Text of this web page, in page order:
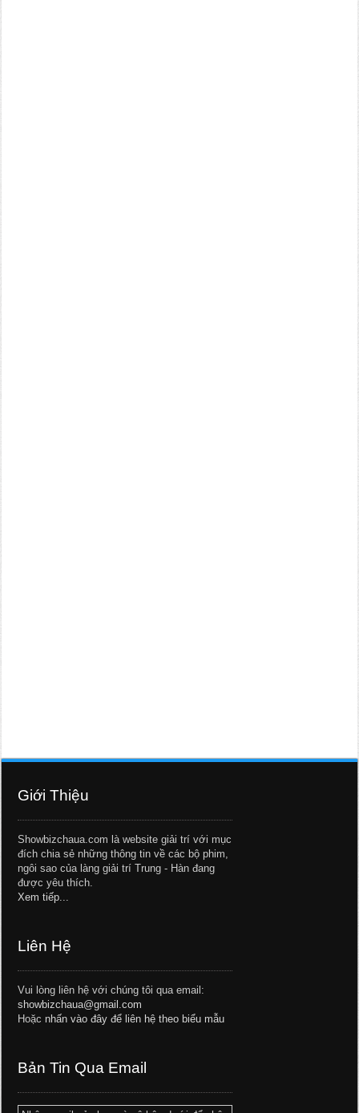
Giới Thiệu
Showbizchaua.com là website giải trí với mục
đích chia sẻ những thông tin về các bộ phim,
ngôi sao của làng giải trí Trung - Hàn đang
được yêu thích.
Xem tiếp...
Liên Hệ
Vui lòng liên hệ với chúng tôi qua email:
showbizchaua@gmail.com
Hoặc nhấn vào đây để liên hệ theo biểu mẫu
Bản Tin Qua Email